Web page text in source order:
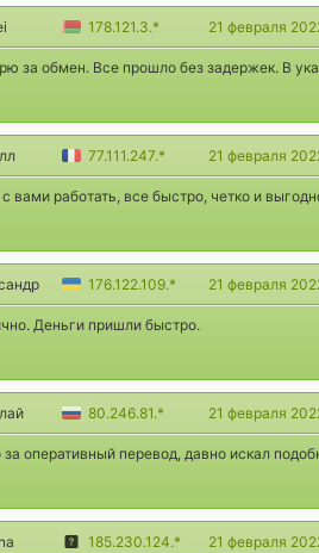
178.121.3.* 21 февраля
за обмен. Все прошло без задержек. В
77.111.247.* 21 февраля
вами работать, все быстро, четко и
176.122.109.* 21 февраля
Деньги пришли быстро.
80.246.81.* 21 февраля
оперативный перевод, давно искал
185.230.124.* 21 февраля